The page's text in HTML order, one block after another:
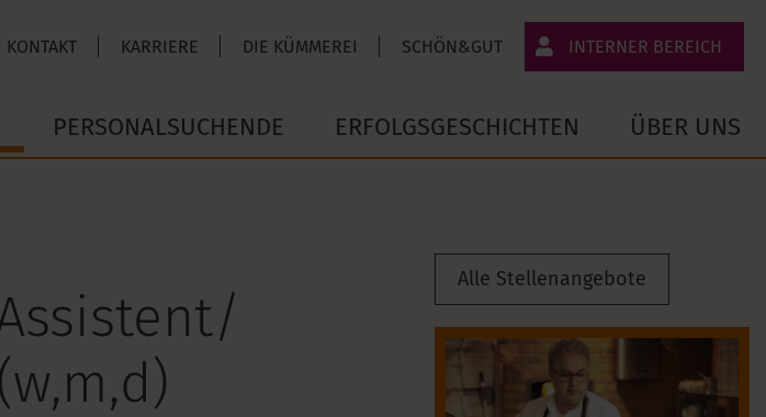
INTERNER BEREICH
JobImpuls
KONTAKT KARRIERE DIE KÜMMEREI SCHÖN&GUT
PERSONALSUCHENDE ERFOLGSGESCHICHTEN ÜBER UNS
Alle Stellenangebote